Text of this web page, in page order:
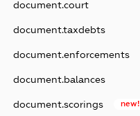
document.court
document.taxdebts
document.enforcements
document.balances
document.scorings new!